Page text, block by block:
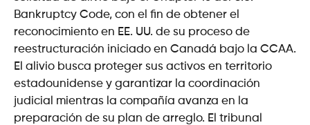
Bankruptcy Code, con el fin de obtener el
reconocimiento en EE. UU. de su proceso de
reestructuración iniciado en Canadá bajo la CCAA.
El alivio busca proteger sus activos en territorio
estadounidense y garantizar la coordinación
judicial mientras la compañía avanza en la
preparación de su plan de arreglo. El tribunal